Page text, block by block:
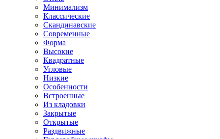
Минимализм
Классические
Скандинавские
Современные
Форма
Высокие
Квадратные
Угловые
Низкие
Особенности
Встроенные
Из кладовки
Закрытые
Открытые
Раздвижные